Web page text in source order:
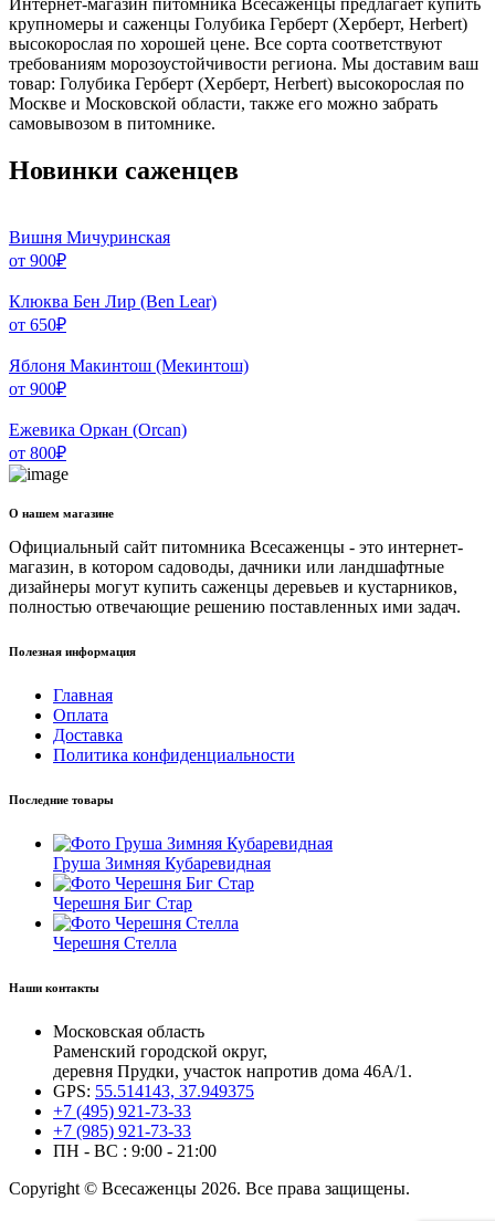
Интернет-магазин питомника Всесаженцы предлагает купить
крупномеры и саженцы Голубика Герберт (Херберт, Herbert)
высокорослая по хорошей цене. Все сорта соответствуют
требованиям морозоустойчивости региона. Мы доставим ваш
товар: Голубика Герберт (Херберт, Herbert) высокорослая по
Москве и Московской области, также его можно забрать
самовывозом в питомнике.
Новинки саженцев
Вишня Мичуринская
от 900₽
Клюква Бен Лир (Ben Lear)
от 650₽
Яблоня Макинтош (Мекинтош)
от 900₽
Ежевика Оркан (Orcan)
от 800₽
О нашем магазине
Официальный сайт питомника Всесаженцы - это интернет-
магазин, в котором садоводы, дачники или ландшафтные
дизайнеры могут купить саженцы деревьев и кустарников,
полностью отвечающие решению поставленных ими задач.
Полезная информация
Главная
Оплата
Доставка
Политика конфиденциальности
Последние товары
Груша Зимняя Кубаревидная
Черешня Биг Стар
Черешня Стелла
Наши контакты
Московская область
Раменский городской округ,
деревня Прудки, участок напротив дома 46А/1.
GPS: 55.514143, 37.949375
+7 (495) 921-73-33
+7 (985) 921-73-33
ПН - ВС : 9:00 - 21:00
Copyright © Всесаженцы 2026. Все права защищены.